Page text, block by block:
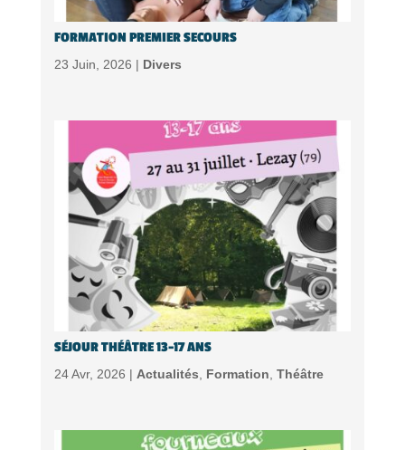
FORMATION PREMIER SECOURS
23 Juin, 2026 | Divers
SÉJOUR THÉÂTRE 13-17 ANS
24 Avr, 2026 | Actualités, Formation, Théâtre